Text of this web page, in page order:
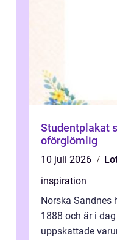
Studentplakat
oförglömlig
10 juli 2026
inspiration
Norska Sandnes
1888 och är i
uppskattade